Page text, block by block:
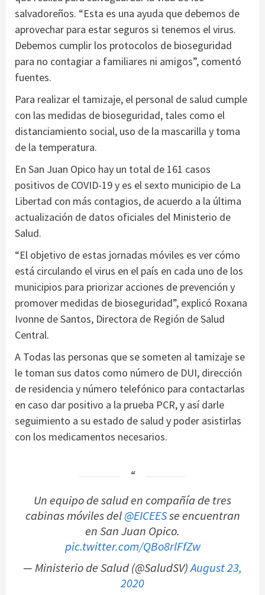
salvadoreños. “Esta es una ayuda que debemos de
aprovechar para estar seguros si tenemos el virus.
Debemos cumplir los protocolos de bioseguridad
para no contagiar a familiares ni amigos”, comentó
fuentes.
Para realizar el tamizaje, el personal de salud cumple
con las medidas de bioseguridad, tales como el
distanciamiento social, uso de la mascarilla y toma
de la temperatura.
En San Juan Opico hay un total de 161 casos
positivos de COVID-19 y es el sexto municipio de La
Libertad con más contagios, de acuerdo a la última
actualización de datos oficiales del Ministerio de
Salud.
“El objetivo de estas jornadas móviles es ver cómo
está circulando el virus en el país en cada uno de los
municipios para priorizar acciones de prevención y
promover medidas de bioseguridad”, explicó Roxana
Ivonne de Santos, Directora de Región de Salud
Central.
A Todas las personas que se someten al tamizaje se
le toman sus datos como número de DUI, dirección
de residencia y número telefónico para contactarlas
en caso dar positivo a la prueba PCR, y así darle
seguimiento a su estado de salud y poder asistirlas
con los medicamentos necesarios.
Un equipo de salud en compañía de tres
cabinas móviles del@EICEESse encuentran
en San Juan Opico.
pic.twitter.com/QBo8rlFfZw
— Ministerio de Salud (@SaludSV)August 23,
2020